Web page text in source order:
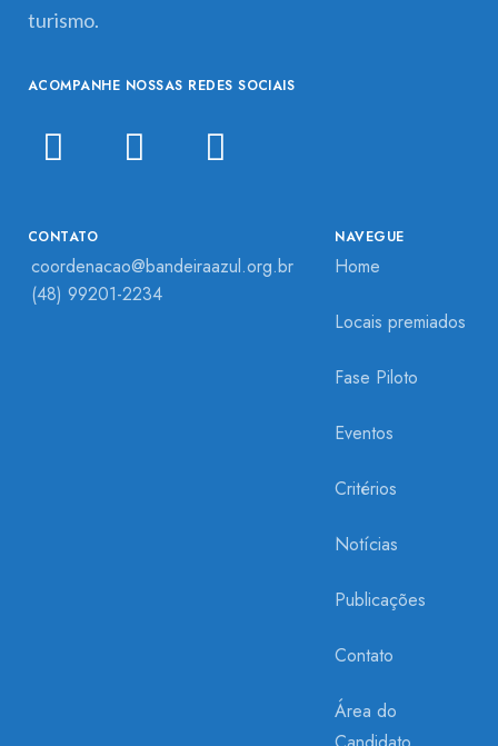
turismo.
ACOMPANHE NOSSAS REDES SOCIAIS
NAVEGUE
Home
Locais premiados
Fase Piloto
Eventos
Critérios
Notícias
Publicações
Contato
Área do
CONTATO
coordenacao@bandeiraazul.org.br
(48) 99201-2234